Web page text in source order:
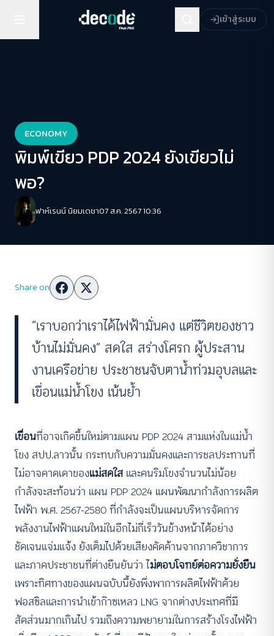
เข้าสู่ระบบ
ECONOMY
พิมพ์เขียว PDP 2024 ยังเขียวไม่
พอ?
ฟาห์เรนน์ นิยมเดชา07 ส.ค. 2567 10:36
Share on
“เราบอกว่าเราได้ไฟฟ้ามั่นคง แต่ชีวิตของชาว
บ้านไม่มั่นคง” สดใส สร่างโศรก ผู้ประสาน
งานเครือข่าย ประชาชนจับตาน้ำท่วมอุบลและ
เขื่อนแม่น้ำโขง เน้นย้ำ
เขื่อนที่อาจเกิดขึ้นใหม่ตามแผน PDP 2024 สามแห่งในแม่น้ำ
โขง สปป.ลาวนั้น กระทบกับความมั่นคงและการชลประทานที่
ไม่อาจคาดเดาของแม่สดใส และคนริมโขงจำนวนไม่น้อย
กำลังจะสะท้อนว่า แผน PDP 2024 แผนพัฒนากำลังการผลิต
ไฟฟ้า พ.ศ. 2567-2580 ที่กำลังจะเป็นแผนบริหารจัดการ
พลังงานไฟฟ้าแผนใหม่ในอีกไม่กี่เร็ววันข้างหน้าได้อย่าง
ชัดเจนแจ่มแจ้ง ยังเต็มไปด้วยเสียงคัดค้านจากภาควิชาการ
และภาคประชาชนที่ต่างยืนยันว่า ไม่ตอบโจทย์ต่อความยั่งยืน
เพราะทิศทางของแผนฉบับนี้ยังพึ่งพาการผลิตไฟฟ้าด้วย
ฟอสซิลและการนำเข้าก๊าซเหลว LNG จากต่างประเทศที่มี
สัดส่วนมากเกินไป รวมถึงความพยายามในการสร้างโรงไฟฟ้า